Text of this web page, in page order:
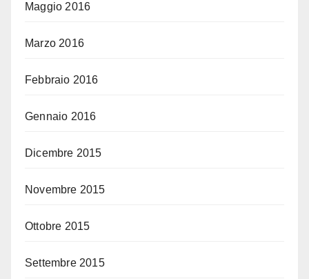
Maggio 2016
Marzo 2016
Febbraio 2016
Gennaio 2016
Dicembre 2015
Novembre 2015
Ottobre 2015
Settembre 2015